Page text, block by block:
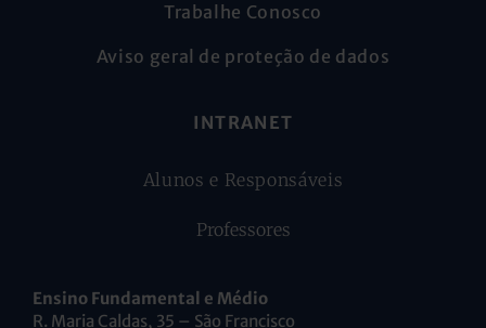
Trabalhe Conosco
Aviso geral de proteção de dados
INTRANET
Alunos e Responsáveis
Professores
Ensino Fundamental e Médio
R. Maria Caldas, 35 – São Francisco